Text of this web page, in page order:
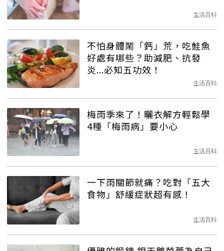
生活百科
不怕身體鬧「鈣」荒，吃鮭魚
好處有哪些？助減肥、抗發
炎...必知五功效！
生活百科
梅雨季來了！曬衣解方輕鬆學
4種「梅雨病」要小心
生活百科
一下雨關節就痛？吃對「五大
食物」舒緩症狀超有感！
生活百科